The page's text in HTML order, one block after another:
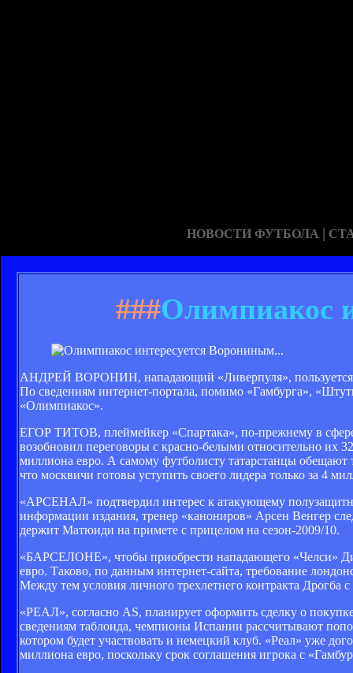
НОВОСТИ ФУТБОЛА |
###Олимпиакос
АНДРЕЙ ВОРОНИН, нападающий «Ливерпуля», пользуется
По сведениям интернет-портала, помимо «Гамбурга»,
«Олимпиакос».
ЕГОР ТИТОВ, плеймейкер «Спартака», по-прежнему в
возобновил переговоры с красно-белыми относительно их
миллиона евро. А самому футболисту татарстанцы обещают
что москвичи готовы уступить своего лидера только за 4
«АРСЕНАЛ» подтвердил интерес к атакующему
информации издания, тренер «канониров» Арсен Венгер
держит Матюиди на примете с прицелом на сезон-2009/10.
«БАРСЕЛОНЕ», чтобы приобрести нападающего «Челси»
евро. Таково, по данным интернет-сайта, требование
Между тем условия личного трехлетнего контракта Дрогба
«РЕАЛ», согласно AS, планирует оформить сделку о
сведениям таблоида, чемпионы Испании рассчитывают
котором будет участвовать и немецкий клуб. «Реал» уже
миллиона евро, поскольку срок соглашения игрока с